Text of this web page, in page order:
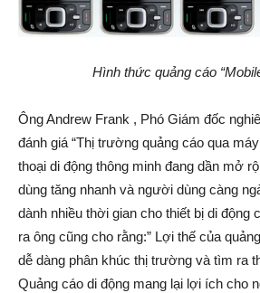
Hình thức quảng cáo
Ông Andrew Frank , Phó Giám đốc
đánh giá “Thị trường quảng cáo qua
thoại di động thông minh đang dần mở
dùng tăng nhanh và người dùng càng
dành nhiều thời gian cho thiết bị di động
ra ông cũng cho rằng:” Lợi thế của
dễ dàng phân khúc thị trường và tìm ra
Quảng cáo di động mang lại lợi ích cho